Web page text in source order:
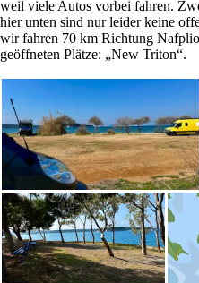
weil viele Autos vorbei fahren.
hier unten sind nur leider keine
wir fahren 70 km Richtung
geöffneten Plätze: „New Triton“.